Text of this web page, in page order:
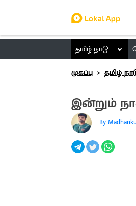
தமிழ் நாடு
முகப்பு
தமிழ்
இன்றும்
By